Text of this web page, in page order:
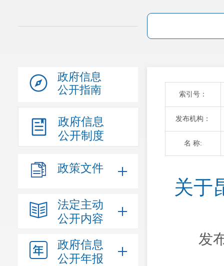
政府信息
公开指南
政府信息
公开制度
政策文件
法定主动
公开内容
政府信息
公开年报
索引号：
发布机构：
名 称:
关于
发